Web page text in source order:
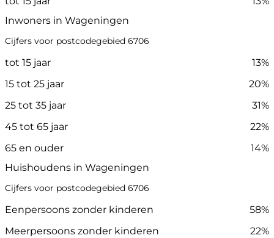
Inwoners in Wageningen
Cijfers voor postcodegebied 6706
tot 15 jaar
13%
15 tot 25 jaar
20%
25 tot 35 jaar
31%
45 tot 65 jaar
22%
65 en ouder
14%
Huishoudens in Wageningen
Cijfers voor postcodegebied 6706
Eenpersoons zonder kinderen
58%
Meerpersoons zonder kinderen
22%